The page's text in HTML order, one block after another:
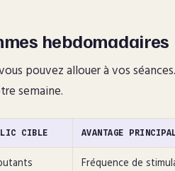
hebdomadaires
pouvez allouer à vos
semaine.
CIBLE AVANTAGE
Fréquence de